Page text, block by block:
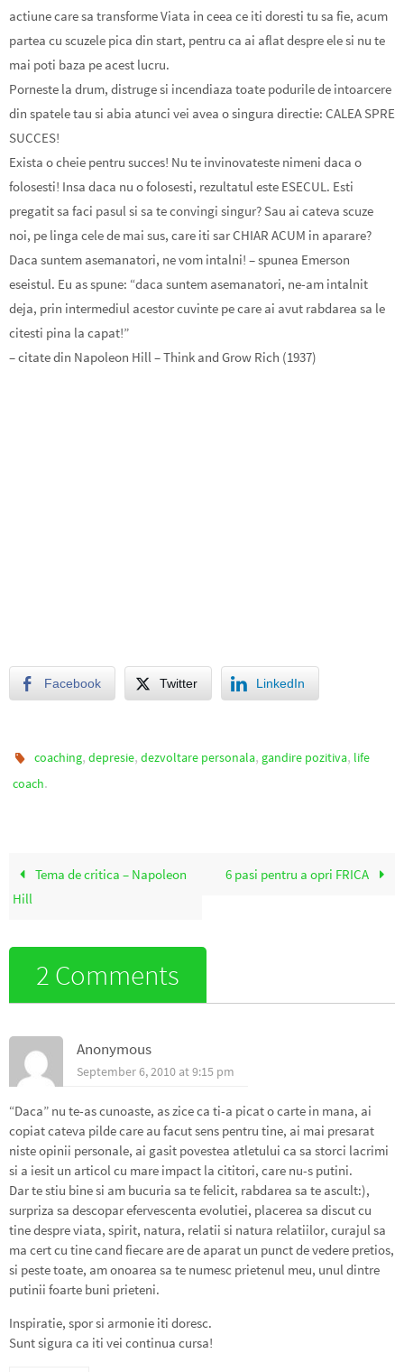
actiune care sa transforme Viata in ceea ce iti doresti tu sa fie, acum
partea cu scuzele pica din start, pentru ca ai aflat despre ele si nu te
mai poti baza pe acest lucru.
Porneste la drum, distruge si incendiaza toate podurile de intoarcere
din spatele tau si abia atunci vei avea o singura directie: CALEA SPRE
SUCCES!
Exista o cheie pentru succes! Nu te invinovateste nimeni daca o
folosesti! Insa daca nu o folosesti, rezultatul este ESECUL. Esti
pregatit sa faci pasul si sa te convingi singur? Sau ai cateva scuze
noi, pe linga cele de mai sus, care iti sar CHIAR ACUM in aparare?
Daca suntem asemanatori, ne vom intalni! – spunea Emerson
eseistul. Eu as spune: “daca suntem asemanatori, ne-am intalnit
deja, prin intermediul acestor cuvinte pe care ai avut rabdarea sa le
citesti pina la capat!”
– citate din Napoleon Hill – Think and Grow Rich (1937)
Facebook Twitter LinkedIn
coaching,depresie,dezvoltare personala, gandire pozitiva, life
coach.
Tema de critica – Napoleon
Hill
6 pasi pentru a opri FRICA
2 Comments
Anonymous
September 6, 2010 at 9:15 pm
“Daca” nu te-as cunoaste, as zice ca ti-a picat o carte in mana, ai
copiat cateva pilde care au facut sens pentru tine, ai mai presarat
niste opinii personale, ai gasit povestea atletului ca sa storci lacrimi
si a iesit un articol cu mare impact la cititori, care nu-s putini.
Dar te stiu bine si am bucuria sa te felicit, rabdarea sa te ascult:),
surpriza sa descopar efervescenta evolutiei, placerea sa discut cu
tine despre viata, spirit, natura, relatii si natura relatiilor, curajul sa
ma cert cu tine cand fiecare are de aparat un punct de vedere pretios,
si peste toate, am onoarea sa te numesc prietenul meu, unul dintre
putinii foarte buni prieteni.
Inspiratie, spor si armonie iti doresc.
Sunt sigura ca iti vei continua cursa!